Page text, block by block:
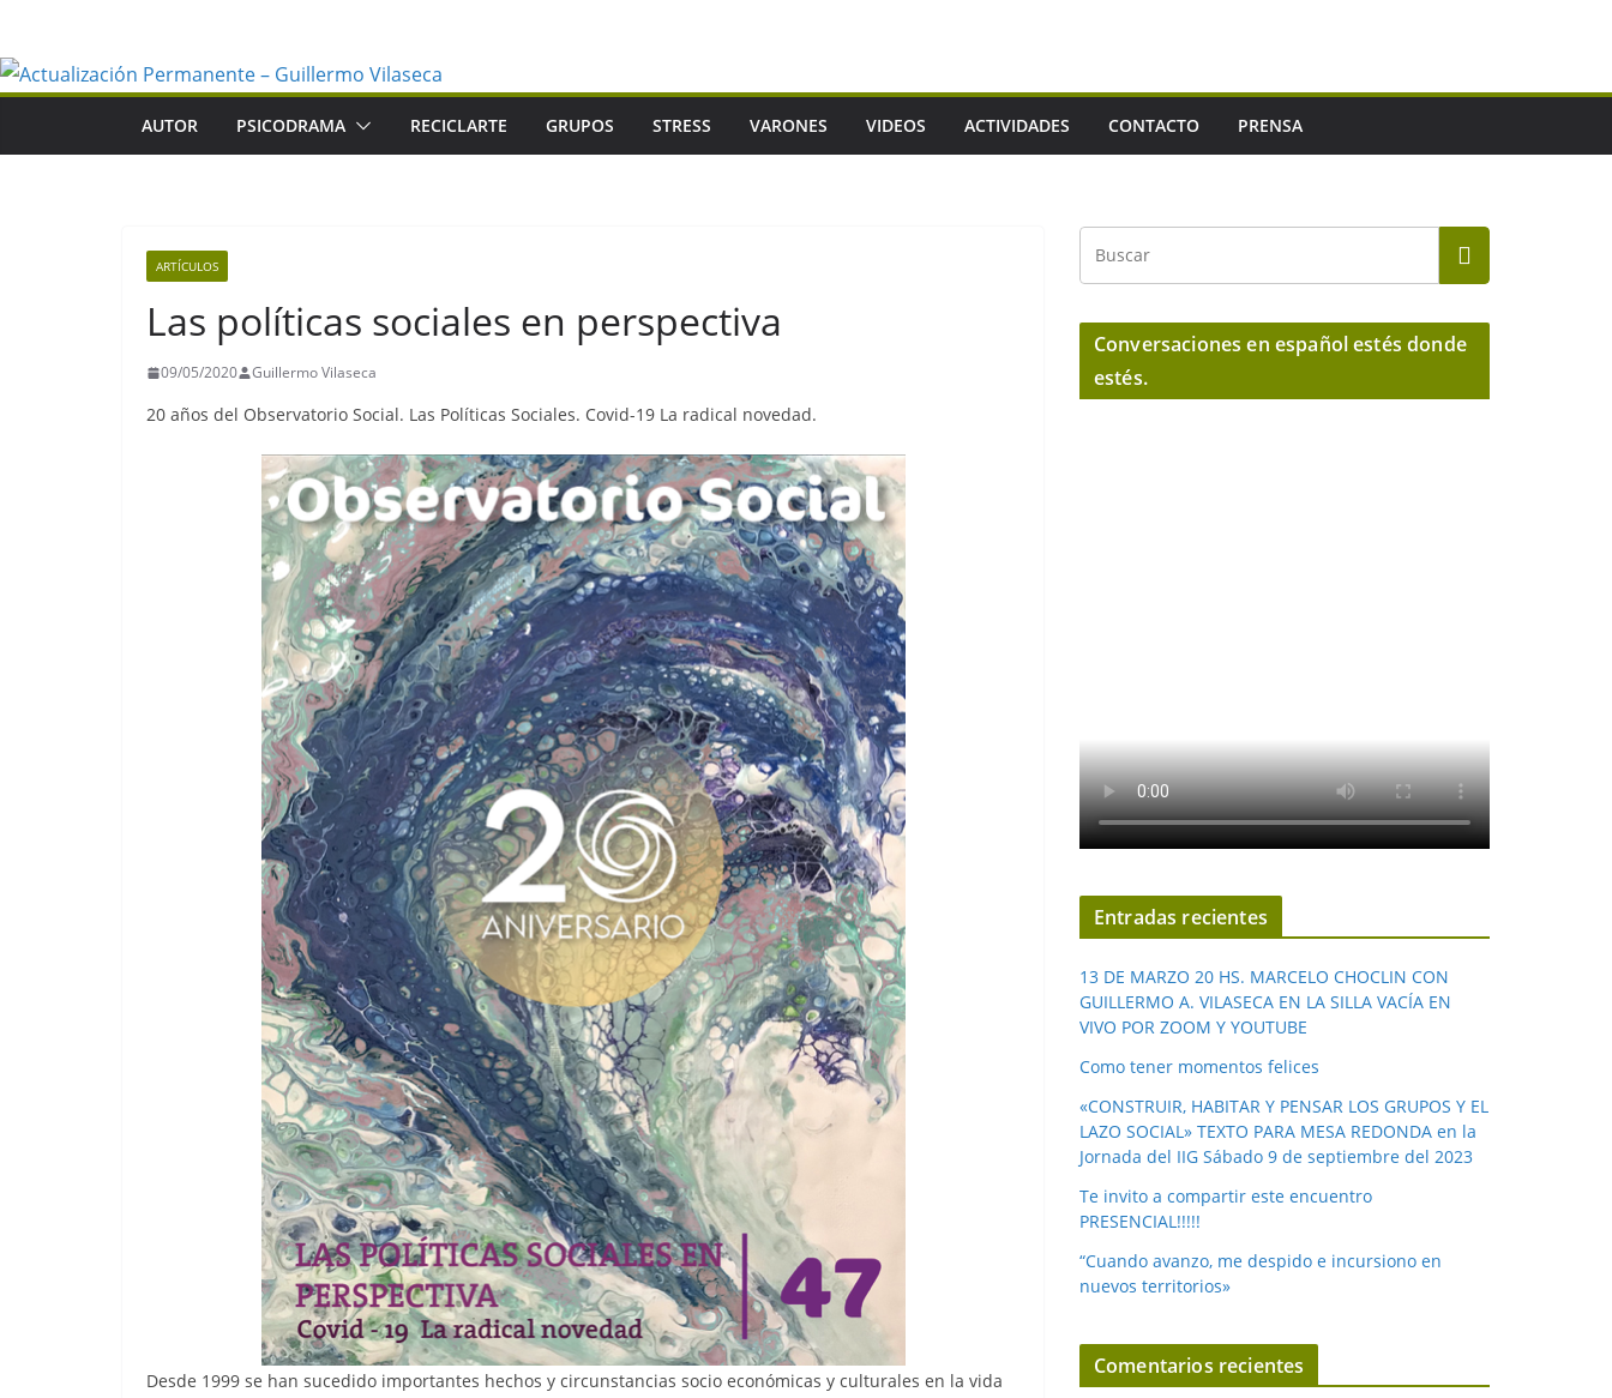
contenido
AUTOR PSICODRAMA RECICLARTE GRUPOS STRESS VARONES VIDEOS ACTIVIDADES CONTACTO PRENSA
ARTÍCULOS
Las políticas sociales en perspectiva
09/05/2020 Guillermo Vilaseca
20 años del Observatorio Social. Las Políticas Sociales. Covid-19 La radical novedad.
Desde 1999 se han sucedido importantes hechos y circunstancias socio económicas y culturales en la vida
Conversaciones en español estés donde
estés.
Entradas recientes
13 DE MARZO 20 HS. MARCELO CHOCLIN CON
GUILLERMO A. VILASECA EN LA SILLA VACÍA EN
VIVO POR ZOOM Y YOUTUBE
Como tener momentos felices
«CONSTRUIR, HABITAR Y PENSAR LOS GRUPOS Y EL
LAZO SOCIAL» TEXTO PARA MESA REDONDA en la
Jornada del IIG Sábado 9 de septiembre del 2023
Te invito a compartir este encuentro
PRESENCIAL!!!!!
“Cuando avanzo, me despido e incursiono en
nuevos territorios»
Comentarios recientes